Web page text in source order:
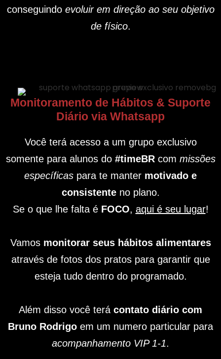
conseguindo evoluir em direção ao seu objetivo
de físico.
Monitoramento de Hábitos & Suporte
Diário via Whatsapp
Você terá acesso a um grupo exclusivo
somente para alunos do #timeBRcom missões
específicas para te manter motivado e
consistenteno plano.
Se o que lhe falta é FOCO, aqui é seu lugar!
Vamos monitorar seus hábitos alimentares
através de fotos dos pratos para garantir que
esteja tudo dentro do programado.
Além disso você terá contato diário com
Bruno Rodrigo em um numero particular para
acompanhamento VIP 1-1.